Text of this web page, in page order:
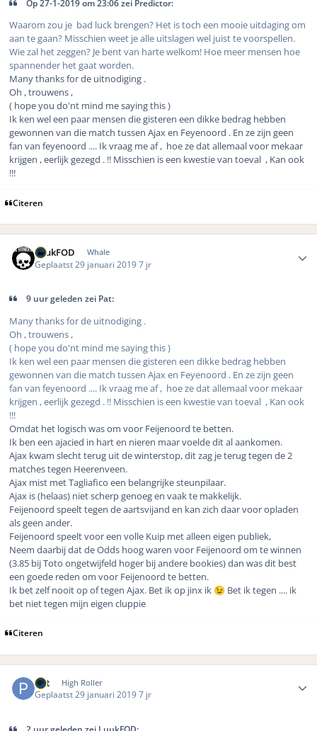
Op 27-1-2019 om 23:06 zei Predictor:
Waarom zou je bad luck brengen? Het is toch een mooie uitdaging om
aan te gaan? Misschien weet je alle uitslagen wel juist te voorspellen.
Wie zal het zeggen? Je bent van harte welkom! Hoe meer mensen hoe
spannender het gaat worden.
Many thanks for de uitnodiging .
Oh , trouwens ,
( hope you do'nt mind me saying this )
Ik ken wel een paar mensen die gisteren een dikke bedrag hebben
gewonnen van die match tussen Ajax en Feyenoord . En ze zijn geen
fan van feyenoord .... Ik vraag me af , hoe ze dat allemaal voor mekaar
krijgen , eerlijk gezegd . !! Misschien is een kwestie van toeval , Kan ook
!!!
Citeren
LuukFOD Whale
Geplaatst 29 januari 20197 jr
9 uur geleden zei Pat:
Many thanks for de uitnodiging .
Oh , trouwens ,
( hope you do'nt mind me saying this )
Ik ken wel een paar mensen die gisteren een dikke bedrag hebben
gewonnen van die match tussen Ajax en Feyenoord . En ze zijn geen
fan van feyenoord .... Ik vraag me af , hoe ze dat allemaal voor mekaar
krijgen , eerlijk gezegd . !! Misschien is een kwestie van toeval , Kan ook
!!!
Omdat het logisch was om voor Feijenoord te betten.
Ik ben een ajacied in hart en nieren maar voelde dit al aankomen.
Ajax kwam slecht terug uit de winterstop, dit zag je terug tegen de 2
matches tegen Heerenveen.
Ajax mist met Tagliafico een belangrijke steunpilaar.
Ajax is (helaas) niet scherp genoeg en vaak te makkelijk.
Feijenoord speelt tegen de aartsvijand en kan zich daar voor opladen
als geen ander.
Feijenoord speelt voor een volle Kuip met alleen eigen publiek,
Neem daarbij dat de Odds hoog waren voor Feijenoord om te winnen
(3.85 bij Toto ongetwijfeld hoger bij andere bookies) dan was dit best
een goede reden om voor Feijenoord te betten.
Ik bet zelf nooit op of tegen Ajax. Bet ik op jinx ik 😉 Bet ik tegen .... ik
bet niet tegen mijn eigen cluppie
Citeren
Pat High Roller
Geplaatst 29 januari 20197 jr